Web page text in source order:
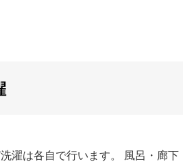
濯は各自で行います。 風呂・廊